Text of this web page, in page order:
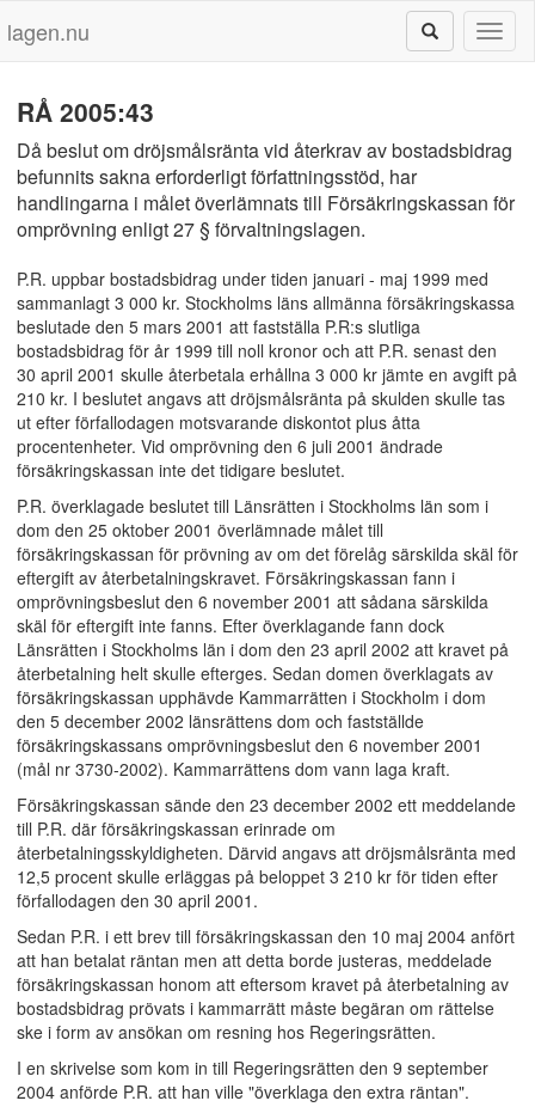
lagen.nu
RÅ 2005:43
Då beslut om dröjsmålsränta vid återkrav av bostadsbidrag
befunnits sakna erforderligt författningsstöd, har
handlingarna i målet överlämnats till Försäkringskassan för
omprövning enligt 27 § förvaltningslagen.
P.R. uppbar bostadsbidrag under tiden januari - maj 1999 med
sammanlagt 3 000 kr. Stockholms läns allmänna försäkringskassa
beslutade den 5 mars 2001 att fastställa P.R:s slutliga
bostadsbidrag för år 1999 till noll kronor och att P.R. senast den
30 april 2001 skulle återbetala erhållna 3 000 kr jämte en avgift på
210 kr. I beslutet angavs att dröjsmålsränta på skulden skulle tas
ut efter förfallodagen motsvarande diskontot plus åtta
procentenheter. Vid omprövning den 6 juli 2001 ändrade
försäkringskassan inte det tidigare beslutet.
P.R. överklagade beslutet till Länsrätten i Stockholms län som i
dom den 25 oktober 2001 överlämnade målet till
försäkringskassan för prövning av om det förelåg särskilda skäl för
eftergift av återbetalningskravet. Försäkringskassan fann i
omprövningsbeslut den 6 november 2001 att sådana särskilda
skäl för eftergift inte fanns. Efter överklagande fann dock
Länsrätten i Stockholms län i dom den 23 april 2002 att kravet på
återbetalning helt skulle efterges. Sedan domen överklagats av
försäkringskassan upphävde Kammarrätten i Stockholm i dom
den 5 december 2002 länsrättens dom och fastställde
försäkringskassans omprövningsbeslut den 6 november 2001
(mål nr 3730-2002). Kammarrättens dom vann laga kraft.
Försäkringskassan sände den 23 december 2002 ett meddelande
till P.R. där försäkringskassan erinrade om
återbetalningsskyldigheten. Därvid angavs att dröjsmålsränta med
12,5 procent skulle erläggas på beloppet 3 210 kr för tiden efter
förfallodagen den 30 april 2001.
Sedan P.R. i ett brev till försäkringskassan den 10 maj 2004 anfört
att han betalat räntan men att detta borde justeras, meddelade
försäkringskassan honom att eftersom kravet på återbetalning av
bostadsbidrag prövats i kammarrätt måste begäran om rättelse
ske i form av ansökan om resning hos Regeringsrätten.
I en skrivelse som kom in till Regeringsrätten den 9 september
2004 anförde P.R. att han ville "överklaga den extra räntan".